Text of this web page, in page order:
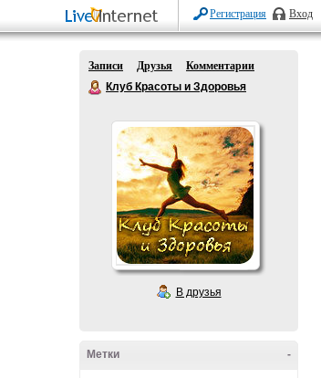
Регистрация Вход
Записи Друзья
Комментарии
Клуб Красоты и Здоровья
В друзья
-
Метки